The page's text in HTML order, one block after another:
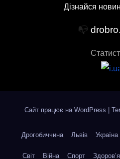
Дізнайся
📭
Сайт працює на WordPress
Дрогобиччина Львів Україна
Світ Війна Спорт Здоров’я